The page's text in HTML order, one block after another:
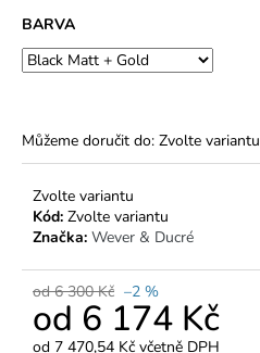
BARVA
Můžeme doručit do: Zvolte variantu
Zvolte variantu
Kód: Zvolte variantu
Značka: Wever & Ducré
od 6 300 Kč –2 %
od 6 174 Kč
od 7 470,54 Kč včetně DPH
u
č
u
m